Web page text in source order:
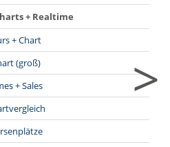
+ Realtime
+ Chart
(groß)
+ Sales
>